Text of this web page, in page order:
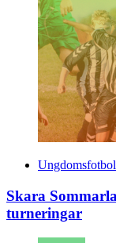
Skara
turneringar